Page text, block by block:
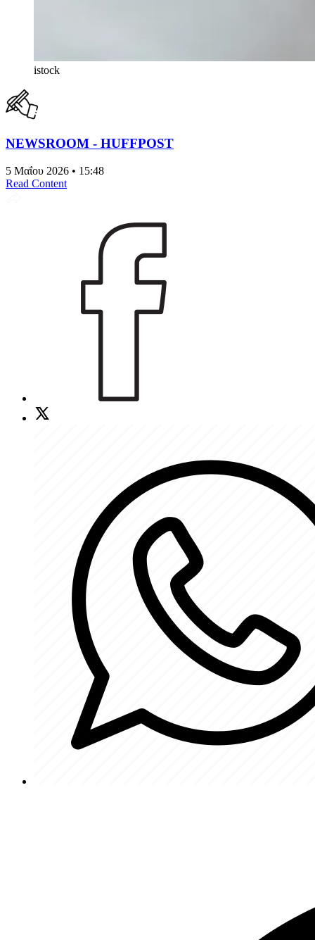
istock
NEWSROOM - HUFFPOST
5 Μαΐου 2026 • 15:48
Read Content